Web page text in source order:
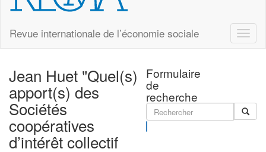
Revue internationale de l’économie sociale
Toggle
Formulaire
de
recherche
Jean Huet "Quel(s)
apport(s) des
Sociétés
coopératives
d’intérêt collectif